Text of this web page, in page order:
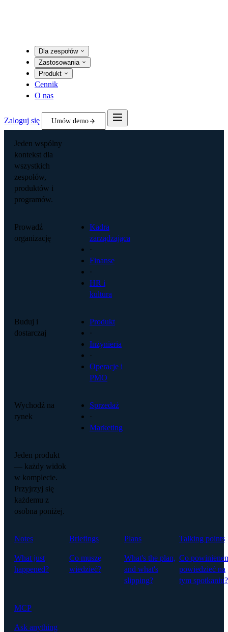
Dla zespołów
Zastosowania
Produkt
Cennik
O nas
Zaloguj się Umów demo
Jeden wspólny
kontekst dla
wszystkich
zespołów,
produktów i
programów.
Prowadź
organizację
Kadra
zarządzająca
·
Finanse
·
HR i
kultura
Buduj i
dostarczaj
Produkt
·
Inżynieria
·
Operacje i
PMO
Wychodź na
rynek
Sprzedaż
·
Marketing
Jeden produkt
— każdy widok
w komplecie.
Przyjrzyj się
każdemu z
osobna poniżej.
Notes
What just
happened?
Briefings
Co muszę
wiedzieć?
Plans
What's the plan,
and what's
slipping?
Talking points
Co
powiedzieć na
tym spotkaniu?
MCP
Ask anything